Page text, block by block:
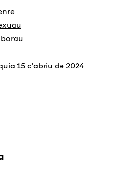
15 d'abriu de 2024